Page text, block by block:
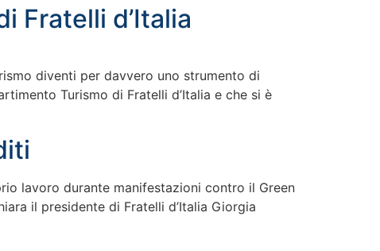
Fratelli d’Italia
diventi per davvero uno strumento di
Turismo di Fratelli d’Italia e che si è
lavoro durante manifestazioni contro il Green
il presidente di Fratelli d’Italia Giorgia